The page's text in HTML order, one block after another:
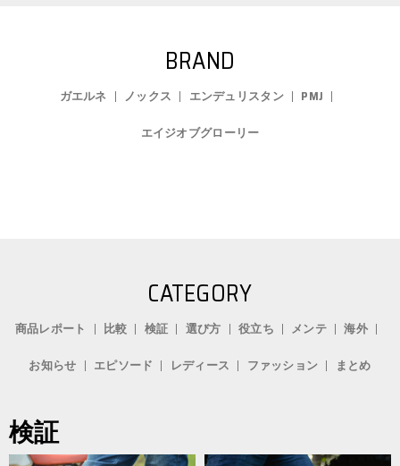
BRAND
ガエルネ ノックス エンデュリスタン
PMJ
エイジオブグローリー
CATEGORY
商品レポート 比較 検証 選び方 役立ち メンテ
海外
お知らせ
エピソード レディース ファッション まとめ
検証